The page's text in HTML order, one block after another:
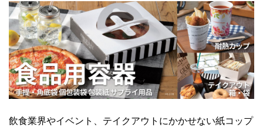
飲食業界やイベント、テイクアウトにかかせない紙コップ